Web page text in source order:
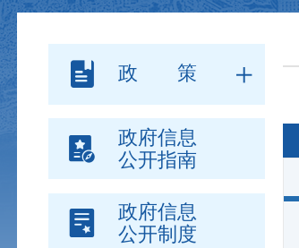
政 策
政府信息
公开指南
政府信息
公开制度